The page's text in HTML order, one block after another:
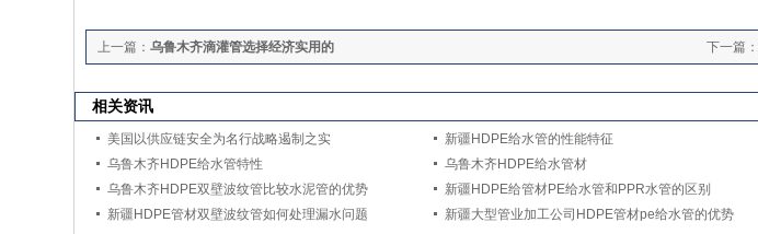
下一篇：
上一篇： 乌鲁木齐滴灌管选择经济实用的
相关资讯
美国以供应链安全为名行战略遏制之实
新疆HDPE给水管的性能特征
乌鲁木齐HDPE给水管特性
乌鲁木齐HDPE给水管材
乌鲁木齐HDPE双壁波纹管比较水泥管的优势
新疆HDPE给管材PE给水管和PPR水管的区别
新疆HDPE管材双壁波纹管如何处理漏水问题
新疆大型管业加工公司HDPE管材pe给水管的优势